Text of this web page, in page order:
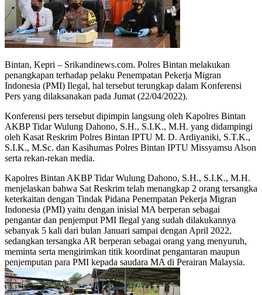
Bintan, Kepri – Srikandinews.com. Polres Bintan melakukan
penangkapan terhadap pelaku Penempatan Pekerja Migran
Indonesia (PMI) Ilegal, hal tersebut terungkap dalam Konferensi
Pers yang dilaksanakan pada Jumat (22/04/2022).
Konferensi pers tersebut dipimpin langsung oleh Kapolres Bintan
AKBP Tidar Wulung Dahono, S.H., S.I.K., M.H. yang didampingi
oleh Kasat Reskrim Polres Bintan IPTU M. D. Ardiyaniki, S.T.K.,
S.I.K., M.Sc. dan Kasihumas Polres Bintan IPTU Missyamsu Alson
serta rekan-rekan media.
Kapolres Bintan AKBP Tidar Wulung Dahono, S.H., S.I.K., M.H.
menjelaskan bahwa Sat Reskrim telah menangkap 2 orang tersangka
keterkaitan dengan Tindak Pidana Penempatan Pekerja Migran
Indonesia (PMI) yaitu dengan inisial MA berperan sebagai
pengantar dan penjemput PMI Ilegal yang sudah dilakukannya
sebanyak 5 kali dari bulan Januari sampai dengan April 2022,
sedangkan tersangka AR berperan sebagai orang yang menyuruh,
meminta serta mengirimkan titik koordinat pengantaran maupun
penjemputan para PMI kepada saudara MA di Perairan Malaysia.